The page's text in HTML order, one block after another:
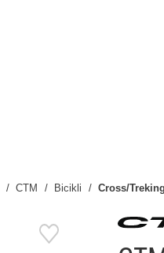
CTM Bicikli Cross/